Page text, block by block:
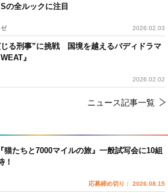
の全ルックに注目
2026.02.03
る刑事”に挑戦 国境を越えるバディドラマ
』
2026.02.02
ニュース記事一覧
猫たちと7000マイルの旅』一般試写会に10組
！
応募締め切り： 2026.08.15